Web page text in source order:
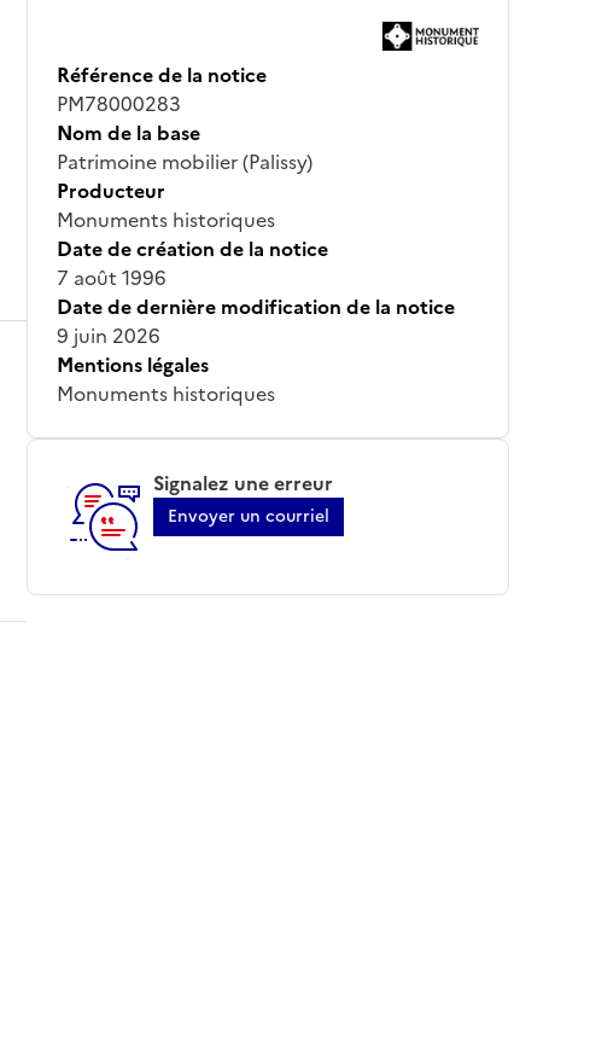
Référence de la notice
PM78000283
Nom de la base
Patrimoine mobilier (Palissy)
Producteur
Monuments historiques
Date de création de la notice
7 août 1996
Date de dernière modification de la notice
9 juin 2026
Mentions légales
Monuments historiques
Signalez une erreur
Envoyer un courriel